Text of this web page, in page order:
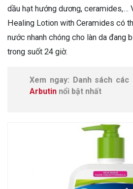
dầu hạt hướng dương, ceramides,…
Healing Lotion with Ceramides có
nước nhanh chóng cho làn da đang
trong suốt 24 giờ.
Xem ngay: Danh sách
Arbutin nổi bật nhất